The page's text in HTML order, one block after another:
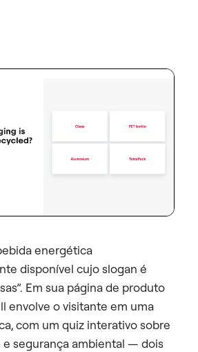
energética
disponível cujo slogan é
Em sua página de produto
envolve o visitante em uma
com um quiz interativo sobre
segurança ambiental — dois